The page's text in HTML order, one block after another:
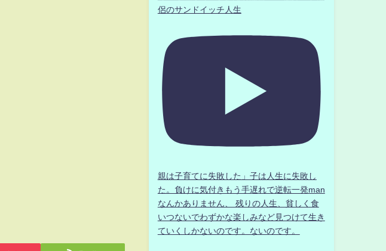
侶のサンドイッチ人生
親は子育てに失敗した」子は人生に失敗し
た。負けに気付きもう手遅れで逆転一発man
なんかありません、 残りの人生、貧しく食
いつないでわずかな楽しみなど見つけて生き
ていくしかないのです。ないのです。